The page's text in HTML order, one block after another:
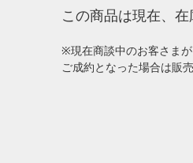
この商品は現在、在
※現在商談中のお客さまが
ご成約となった場合は販